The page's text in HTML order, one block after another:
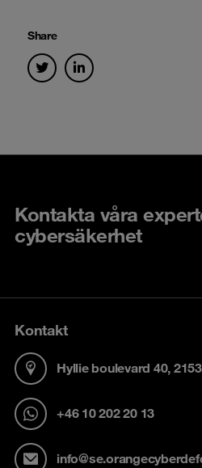
Share
Kontakta våra
cybersäkerhet
Kontakt
Hyllie boulevard 40,
+46 10 202 20 13